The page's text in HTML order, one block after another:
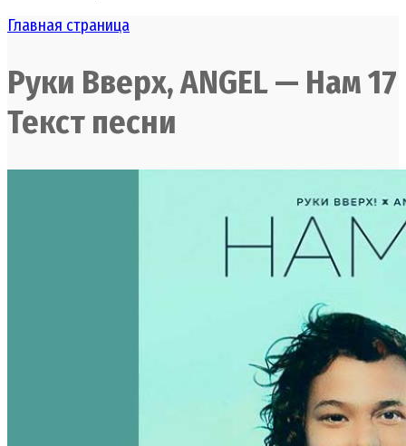
Главная страница
Руки Вверх, ANGEL — Нам 17
Текст песни